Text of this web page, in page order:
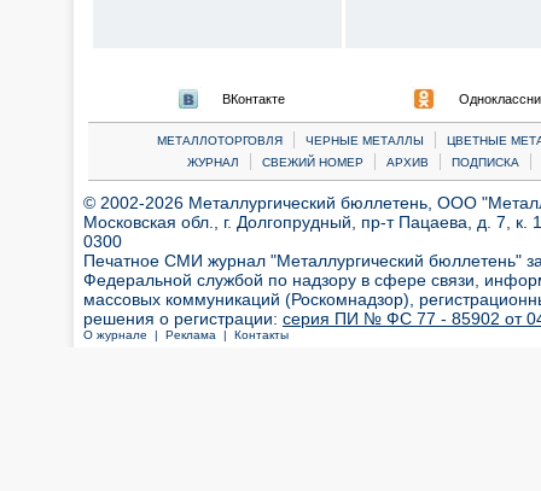
ВКонтакте
МЕТАЛЛОТОРГОВЛЯ | ЧЕРНЫЕ МЕТАЛЛЫ |
ЦВЕТНЫЕ
ЖУРНАЛ
| СВЕЖИЙ НОМЕР | АРХИВ | ПОДПИСКА |
© 2002-2026 Металлургический бюллетень, ООО
Московская обл., г. Долгопрудный, пр-т Пацаева, д. 7,
0300
Печатное СМИ журнал "Металлургический бюллетень"
Федеральной службой по надзору в сфере связи,
массовых коммуникаций (Роскомнадзор),
решения о регистрации: серия ПИ № ФС 77 - 85902 от 04
О журнале | Реклама | Контакты